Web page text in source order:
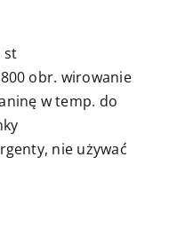
st
obr. wirowanie
w temp. do
nie używać